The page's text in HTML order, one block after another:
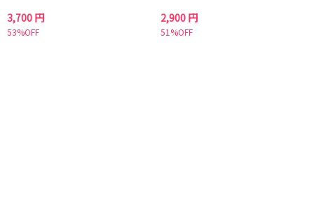
3,700 円
53%OFF
2,900 円
51%OFF